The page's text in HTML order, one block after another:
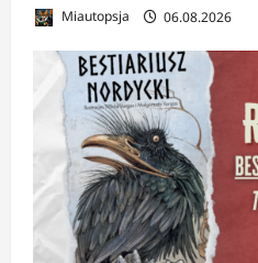
Miautopsja 06.08.2026